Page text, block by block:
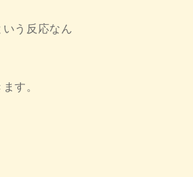
う反応なん
す。